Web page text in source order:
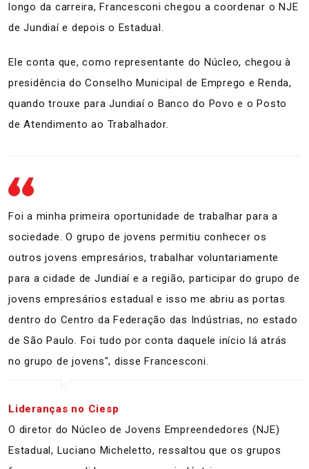
longo da carreira, Francesconi chegou a coordenar o NJE
de Jundiaí e depois o Estadual.
Ele conta que, como representante do Núcleo, chegou à
presidência do Conselho Municipal de Emprego e Renda,
quando trouxe para Jundiaí o Banco do Povo e o Posto
de Atendimento ao Trabalhador.
Foi a minha primeira oportunidade de trabalhar para a
sociedade. O grupo de jovens permitiu conhecer os
outros jovens empresários, trabalhar voluntariamente
para a cidade de Jundiaí e a região, participar do grupo de
jovens empresários estadual e isso me abriu as portas
dentro do Centro da Federação das Indústrias, no estado
de São Paulo. Foi tudo por conta daquele início lá atrás
no grupo de jovens", disse Francesconi.
Lideranças no Ciesp
O diretor do Núcleo de Jovens Empreendedores (NJE)
Estadual, Luciano Micheletto, ressaltou que os grupos